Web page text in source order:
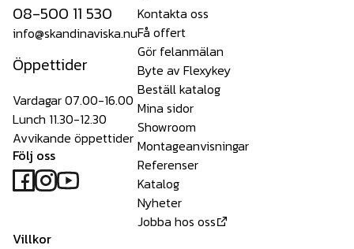
08-500 11 530
info@skandinaviska.nu
Öppettider
Vardagar 07.00-16.00
Lunch 11.30-12.30
Avvikande öppettider
Följ oss
Kontakta oss
Få offert
Gör felanmälan
Byte av Flexykey
Beställ katalog
Mina sidor
Showroom
Montageanvisningar
Referenser
Katalog
Nyheter
Jobba hos oss
Villkor